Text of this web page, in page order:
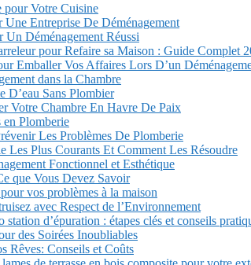
pour Votre Cuisine
Entreprise De Déménagement
Un Déménagement Réussi
pour Refaire sa Maison : Guide Complet
Emballer Vos Affaires Lors D’un
dans la Chambre
D’eau Sans Plombier
Votre Chambre En Havre De Paix
en Plomberie
Les Problèmes De Plomberie
Les Plus Courants Et Comment Les Résoudre
Fonctionnel et Esthétique
que Vous Devez Savoir
vos problèmes à la maison
avec Respect de l’Environnement
d’épuration : étapes clés et conseils
des Soirées Inoubliables
Rêves: Conseils et Coûts